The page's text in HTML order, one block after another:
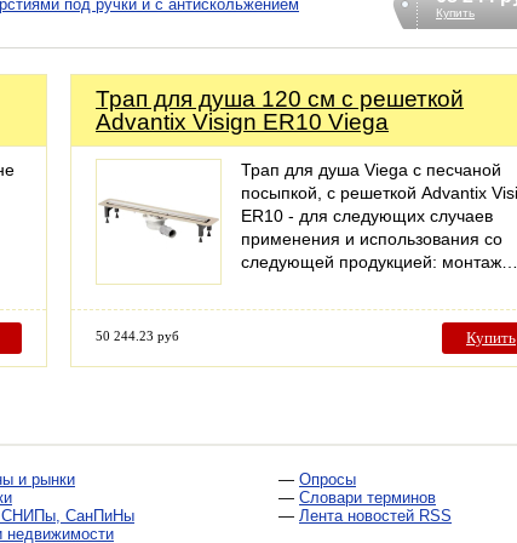
под ручки и с антискольжением Купить
Трап для душа 120 см с решеткой
Advantix Visign ER10 Viega
Трап для душа Viega с песчаной
посыпкой, с решеткой Advantix
ER10 - для следующих случаев
применения и использования со
следующей продукцией: монтаж…
50 244.23 руб Купить
и рынки
СанПиНы
недвижимости
— Опросы
— Словари терминов
— Лента новостей RSS